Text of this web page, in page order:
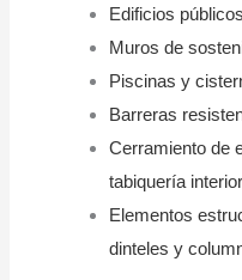
Edificios
Muros de
Piscinas y
Barreras
Cerramiento de
tabiquería
Elementos
dinteles y